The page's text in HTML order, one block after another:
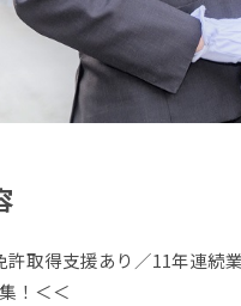
許取得支援あり／11年連続
！＜＜